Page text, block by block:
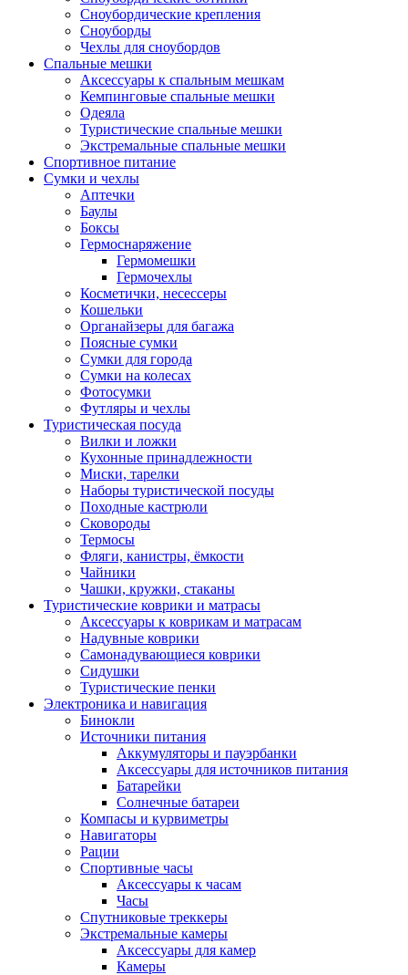
Сноубордические крепления
Сноуборды
Чехлы для сноубордов
Спальные мешки
Аксессуары к спальным мешкам
Кемпинговые спальные мешки
Одеяла
Туристические спальные мешки
Экстремальные спальные мешки
Спортивное питание
Сумки и чехлы
Аптечки
Баулы
Боксы
Гермоснаряжение
Гермомешки
Гермочехлы
Косметички, несессеры
Кошельки
Органайзеры для багажа
Поясные сумки
Сумки для города
Сумки на колесах
Фотосумки
Футляры и чехлы
Туристическая посуда
Вилки и ложки
Кухонные принадлежности
Миски, тарелки
Наборы туристической посуды
Походные кастрюли
Сковороды
Термосы
Фляги, канистры, ёмкости
Чайники
Чашки, кружки, стаканы
Туристические коврики и матрасы
Аксессуары к коврикам и матрасам
Надувные коврики
Самонадувающиеся коврики
Сидушки
Туристические пенки
Электроника и навигация
Бинокли
Источники питания
Аккумуляторы и пауэрбанки
Аксессуары для источников питания
Батарейки
Солнечные батареи
Компасы и курвиметры
Навигаторы
Рации
Спортивные часы
Аксессуары к часам
Часы
Спутниковые треккеры
Экстремальные камеры
Аксессуары для камер
Камеры